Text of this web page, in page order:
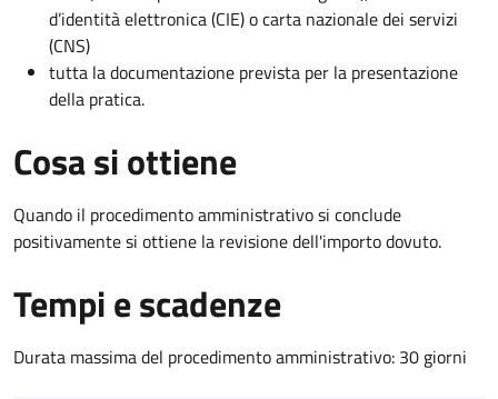
d’identità elettronica (CIE) o carta nazionale dei servizi
(CNS)
tutta la documentazione prevista per la presentazione
della pratica.
Cosa si ottiene
Quando il procedimento amministrativo si conclude
positivamente si ottiene la revisione dell'importo dovuto.
Tempi e scadenze
Durata massima del procedimento amministrativo: 30 giorni